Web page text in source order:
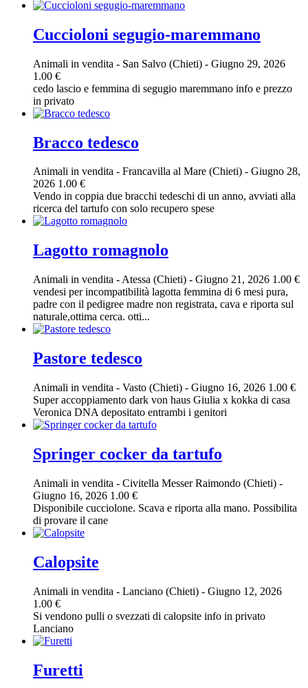
Cuccioloni segugio-maremmano
Animali in vendita - San Salvo (Chieti) - Giugno 29, 2026
1.00 €
cedo lascio e femmina di segugio maremmano info e prezzo
in privato
Bracco tedesco
Animali in vendita - Francavilla al Mare (Chieti) - Giugno 28,
2026 1.00 €
Vendo in coppia due bracchi tedeschi di un anno, avviati alla
ricerca del tartufo con solo recupero spese
Lagotto romagnolo
Animali in vendita - Atessa (Chieti) - Giugno 21, 2026 1.00 €
vendesi per incompatibilità lagotta femmina di 6 mesi pura,
padre con il pedigree madre non registrata, cava e riporta sul
naturale,ottima cerca. otti...
Pastore tedesco
Animali in vendita - Vasto (Chieti) - Giugno 16, 2026 1.00 €
Super accoppiamento dark von haus Giulia x kokka di casa
Veronica DNA depositato entrambi i genitori
Springer cocker da tartufo
Animali in vendita - Civitella Messer Raimondo (Chieti) -
Giugno 16, 2026 1.00 €
Disponibile cucciolone. Scava e riporta alla mano. Possibilita
di provare il cane
Calopsite
Animali in vendita - Lanciano (Chieti) - Giugno 12, 2026
1.00 €
Si vendono pulli o svezzati di calopsite info in privato
Lanciano
Furetti